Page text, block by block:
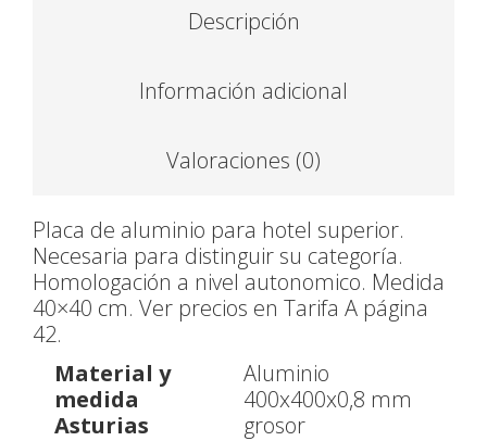
Descripción
Información adicional
Valoraciones (0)
Placa de aluminio para hotel superior.
Necesaria para distinguir su categoría.
Homologación a nivel autonomico. Medida
40×40 cm. Ver precios en Tarifa A página
42.
Material y
medida
Asturias
Aluminio
400x400x0,8 mm
grosor